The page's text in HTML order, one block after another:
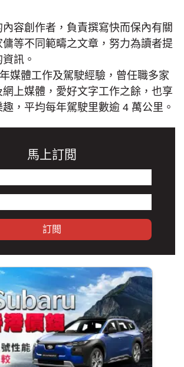
容創作者，負責撰寫快而保內有關
等不同範疇之文章，努力為讀者提
訊。
媒體工作及駕駛經驗，曾任職多家
上媒體，愛好文字工作之餘，也享
，平均每年駕駛里數逾 4 萬公里。
馬上訂閲
訂閲